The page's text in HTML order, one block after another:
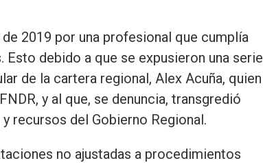
2019 por una profesional que cumplía
debido a que se expusieron una serie
de la cartera regional, Alex Acuña, quien
y al que, se denuncia, transgredió
recursos del Gobierno Regional.
no ajustadas a procedimientos